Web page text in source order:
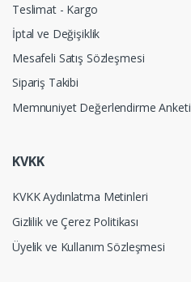
Teslimat - Kargo
İptal ve Değişiklik
Mesafeli Satış Sözleşmesi
Sipariş Takibi
Memnuniyet Değerlendirme Anketi
KVKK
KVKK Aydınlatma Metinleri
Gizlilik ve Çerez Politikası
Üyelik ve Kullanım Sözleşmesi